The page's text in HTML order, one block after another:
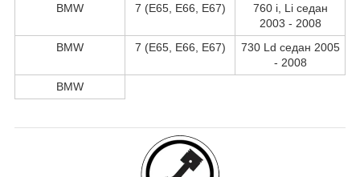
BMW
7 (E65, E66, E67)
760 i, Li седан
2003 - 2008
BMW
7 (E65, E66, E67)
730 Ld седан 2005
- 2008
BMW